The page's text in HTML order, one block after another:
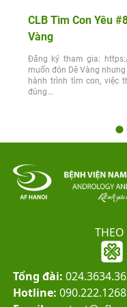
CLB Tìm Con Yêu
Vàng
Đăng ký tham gia:
muốn đón Dê Vàng
hành trình tìm con, việc
đúng...
Tổng đài:
Hotline: 090.222.1268